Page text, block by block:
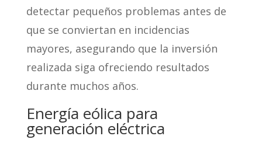
detectar pequeños problemas antes de
que se conviertan en incidencias
mayores, asegurando que la inversión
realizada siga ofreciendo resultados
durante muchos años.
Energía eólica para
generación eléctrica